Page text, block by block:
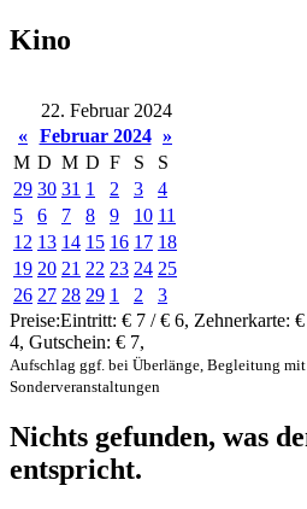
Kino
22. Februar 2024
« Februar 2024 »
M D M D F S
S
29 30 31 1 2 3
4
5
6 7 8 9 10 11
12 13 14 15 16 17 18
19 20 21 22 23 24 25
26 27 28 29 1 2
3
Preise:Eintritt: € 7 / € 6, Zehnerkarte:
4, Gutschein: € 7,
Aufschlag ggf. bei Überlänge, Begleitung
Sonderveranstaltungen
Nichts gefunden, was
entspricht.